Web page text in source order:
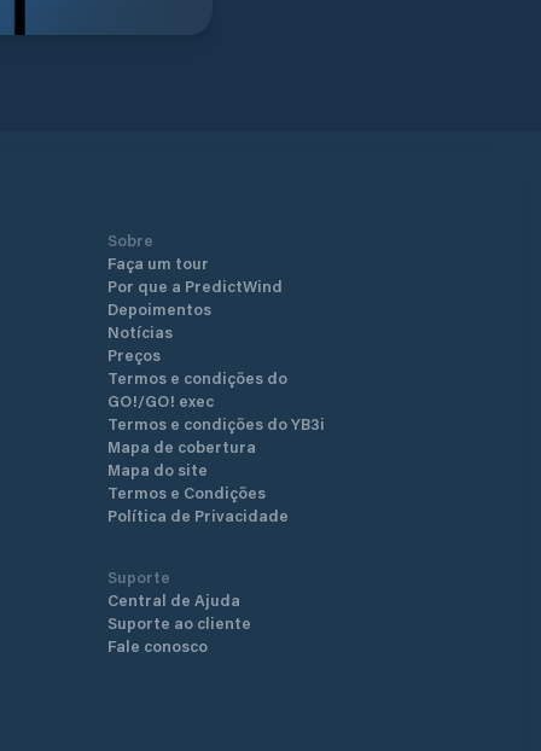
Sobre
Faça um tour
Por que a PredictWind
Depoimentos
Notícias
Preços
Termos e condições do
GO!/GO! exec
Termos e condições do YB3i
Mapa de cobertura
Mapa do site
Termos e Condições
Política de Privacidade
Suporte
Central de Ajuda
Suporte ao cliente
Fale conosco